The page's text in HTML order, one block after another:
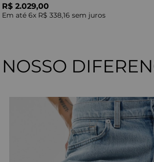
R$ 2.029,00
Em até 6x R$ 338,16 sem juros
NOSSO